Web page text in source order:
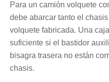
Para un camión volquete
debe abarcar tanto el
volquete fabricada. Una
suficiente si el bastidor
bisagra trasera no están
chasis.